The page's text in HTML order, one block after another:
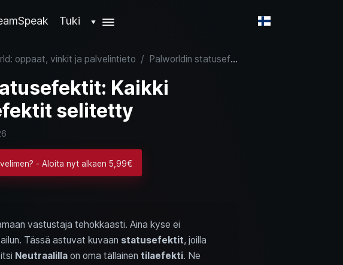
Tuki ▼
oppaat, vinkit ja palvelintieto / Palworldin statusefektit: Kaikki elementit ja efektit selitetty
Kaikki
selitetty
- Aloita nyt alkaen 5,99€
vastustaja tehokkaasti. Aina kyse ei
Tässä astuvat kuvaan statusefektit, joilla
Neutraalillaon oma tällainen tilaefekti. Ne